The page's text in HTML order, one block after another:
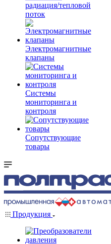
радиация/тепловой
поток
Электромагнитные
клапаны
Системы
мониторинга и
контроля
Сопутствующие
товары
Продукция